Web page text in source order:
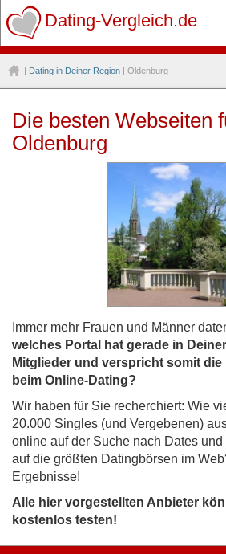
Dating-Vergleich.de
| Dating in Deiner Region | Oldenburg
Die besten Webseiten
Oldenburg
Immer mehr Frauen und Männer
welches Portal hat gerade in
Mitglieder und verspricht somit die
beim Online-Dating?
Wir haben für Sie recherchiert: Wie
20.000 Singles (und Vergebenen)
online auf der Suche nach Dates
auf die größten Datingbörsen im
Ergebnisse!
Alle hier vorgestellten Anbieter
kostenlos testen!